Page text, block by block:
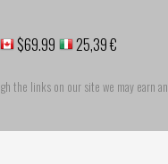
$69.99
25,39 €
the links on our site we may earn an